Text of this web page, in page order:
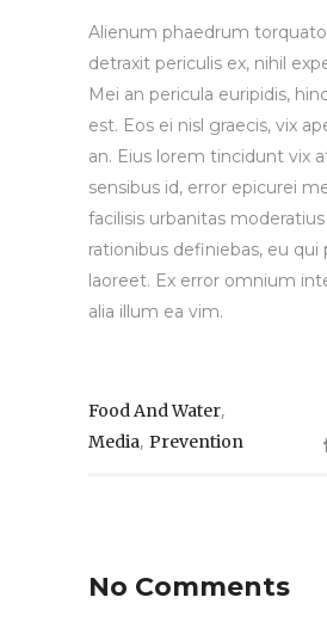
Alienum phaedrum
detraxit periculis ex, nihil
Mei an pericula euripidis,
est. Eos ei nisl graecis, vix
an. Eius lorem tincidunt vix
sensibus id, error epicurei
facilisis urbanitas moderatius
rationibus definiebas, eu qui
laoreet. Ex error omnium
alia illum ea vim.
Food And Water,
Media, Prevention
No Comments